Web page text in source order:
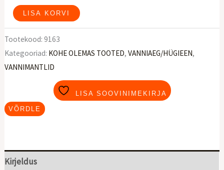
Vannimantel
SWEET
DEER
kogus
LISA KORVI
Tootekood:9163
Kategooriad: KOHE OLEMAS TOOTED,VANNIAEG/HÜGIEEN,
VANNIMANTLID
LISA SOOVINIMEKIRJA
VÕRDLE
Kirjeldus